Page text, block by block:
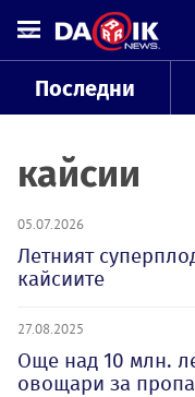
Последни
кайсии
05.07.2026
Летният
кайсиите
27.08.2025
Още над 10 млн.
овощари за